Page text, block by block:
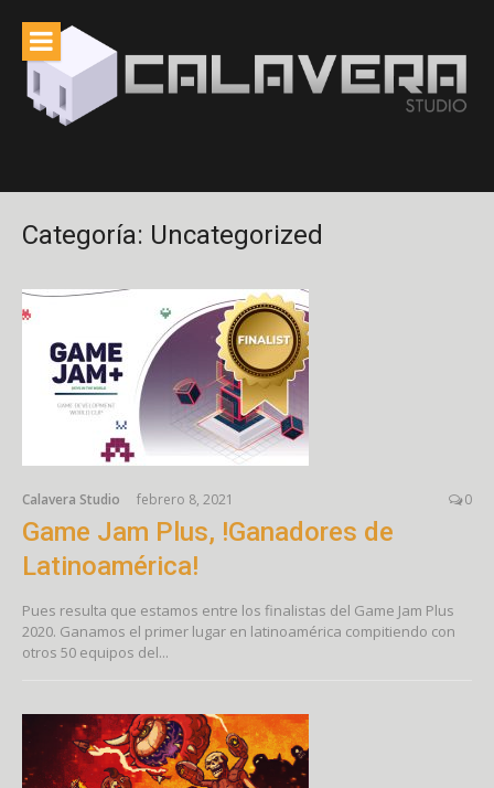
contenido
Categoría: Uncategorized
Calavera Studio febrero 8, 2021 0
Game Jam Plus, !Ganadores de
Latinoamérica!
Pues resulta que estamos entre los finalistas del Game Jam Plus
2020. Ganamos el primer lugar en latinoamérica compitiendo con
otros 50 equipos del...